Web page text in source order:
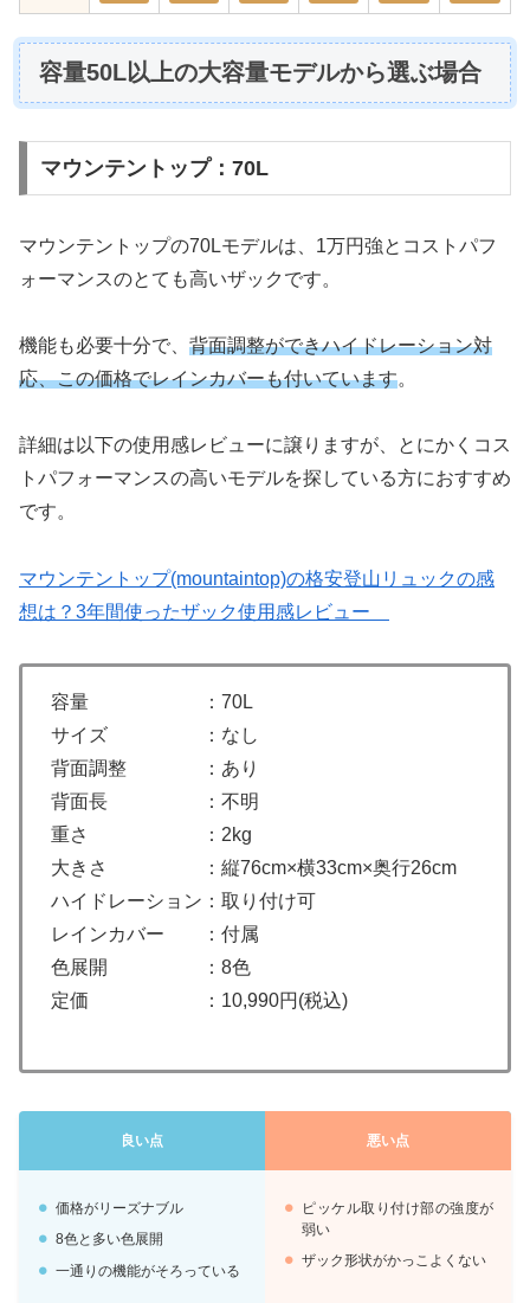
容量50L以上の大容量モデルから選ぶ場合
マウンテントップ：70L
マウンテントップの70Lモデルは、1万円強とコストパフ
ォーマンスのとても高いザックです。
機能も必要十分で、 背面調整ができハイドレーション対
応、この価格でレインカバーも付いています。
詳細は以下の使用感レビューに譲りますが、とにかくコス
トパフォーマンスの高いモデルを探している方におすすめ
です。
マウンテントップ(mountaintop)の格安登山リュックの感
想は？3年間使ったザック使用感レビュー
容量 ：70L
サイズ ：なし
背面調整 ：あり
背面長 ：不明
重さ ：2kg
大きさ ：縦76cm×横33cm×奥行26cm
ハイドレーション：取り付け可
レインカバー ：付属
色展開 ：8色
定価 ：10,990円(税込)
良い点 悪い点
価格がリーズナブル
8色と多い色展開
一通りの機能がそろっている
ピッケル取り付け部の強度が
弱い
ザック形状がかっこよくない